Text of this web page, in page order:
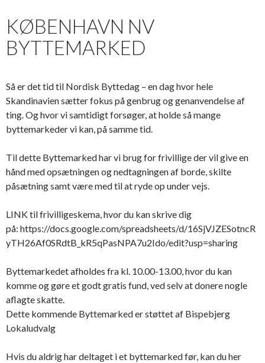
KØBENHAVN NV
BYTTEMARKED
Så er det tid til Nordisk Byttedag – en dag hvor hele
Skandinavien sætter fokus på genbrug og genanvendelse af
ting. Og hvor vi samtidigt forsøger, at holde så mange
byttemarkeder vi kan, på samme tid.
Til dette Byttemarked har vi brug for frivillige der vil give en
hånd med opsætningen og nedtagningen af borde, skilte
påsætning samt være med til at ryde op under vejs.
LINK til frivilligeskema, hvor du kan skrive dig
på: https://docs.google.com/spreadsheets/d/16SjVJZESotncR
yTH26Af0SRdtB_kR5qPasNPA7u2Ido/edit?usp=sharing
Byttemarkedet afholdes fra kl. 10.00-13.00, hvor du kan
komme og gøre et godt gratis fund, ved selv at donere nogle
aflagte skatte.
Dette kommende Byttemarked er støttet af Bispebjerg
Lokaludvalg
Hvis du aldrig har deltaget i et byttemarked før, kan du her